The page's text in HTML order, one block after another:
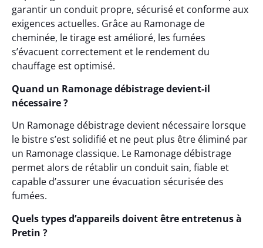
garantir un conduit propre, sécurisé et conforme aux
exigences actuelles. Grâce au Ramonage de
cheminée, le tirage est amélioré, les fumées
s’évacuent correctement et le rendement du
chauffage est optimisé.
Quand un Ramonage débistrage devient-il
nécessaire ?
Un Ramonage débistrage devient nécessaire lorsque
le bistre s’est solidifié et ne peut plus être éliminé par
un Ramonage classique. Le Ramonage débistrage
permet alors de rétablir un conduit sain, fiable et
capable d’assurer une évacuation sécurisée des
fumées.
Quels types d’appareils doivent être entretenus à
Pretin ?